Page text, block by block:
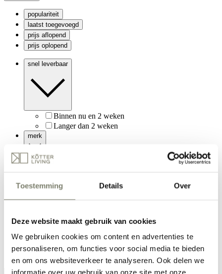
Toestemming Details Over
Deze website maakt gebruik van cookies
We gebruiken cookies om content en advertenties te
personaliseren, om functies voor social media te bieden
en om ons websiteverkeer te analyseren. Ook delen we
informatie over uw gebruik van onze site met onze
populariteit
laatst toegevoegd
prijs aflopend
prijs oplopend
snel leverbaar
Binnen nu en 2 weken
Langer dan 2 weken
merk
Online te bestellen
populariteit
laatst toegevoegd
prijs aflopend
prijs oplopend